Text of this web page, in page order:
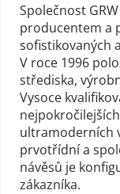
Společnost
producentem a
sofistikovaných
V roce 1996
střediska,
Vysoce
ultramoderních
prvotřídní a
návěsů je
zákazníka.